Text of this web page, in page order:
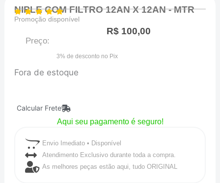
NIPLE COM FILTRO 12AN X 12AN - MTR
Promoção disponível
Preço:
R$100,00
3% de desconto no Pix
Fora de estoque
Calcular Frete
Aqui seu pagamento é seguro!
Envio Imediato • Disponível
Atendimento Exclusivo durante toda a compra.
As melhores peças estão aqui, tudo ORIGINAL